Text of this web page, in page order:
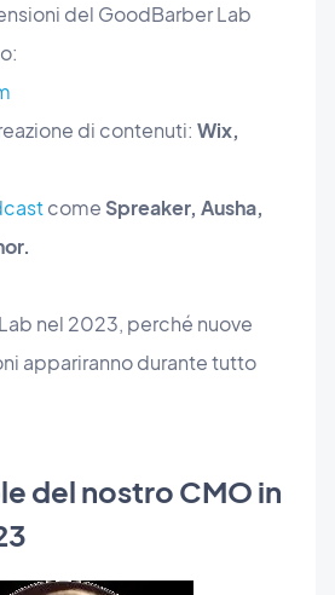
del GoodBarber Lab
di contenuti: Wix,
come Spreaker, Ausha,
nel 2023, perché nuove
appariranno durante tutto
del nostro CMO in